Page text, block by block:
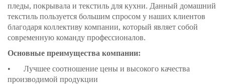
пледы, покрывала и текстиль для кухни. Данный домашний
текстиль пользуется большим спросом у наших клиентов
благодаря коллективу компании, который являет собой
современную команду профессионалов.
Основные преимущества компании:
•
Лучшее соотношение цены и высокого качества
производимой продукции